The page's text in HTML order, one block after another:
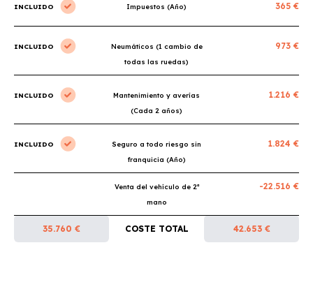
INCLUIDO Impuestos (Año) 365 €
INCLUIDO
Neumáticos (1 cambio de
todas las ruedas)
973 €
INCLUIDO
Mantenimiento y averías
(Cada 2 años)
1.216 €
INCLUIDO
Seguro a todo riesgo sin
franquicia (Año)
1.824 €
Venta del vehículo de 2ª
mano
-22.516 €
35.760 € COSTE TOTAL 42.653 €